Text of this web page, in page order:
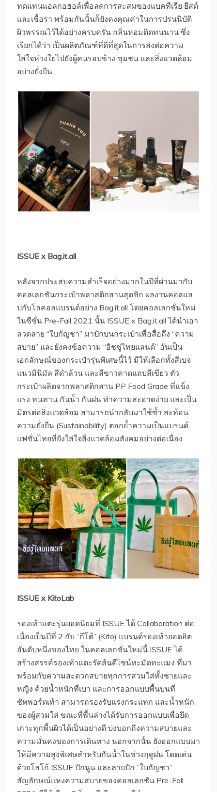
ทดแทนแอลกอฮอล์เพื่อลดการสะสมของแบคทีเรีย ยีสต์
และเชื้อรา พร้อมกันนั้นก็ยังคงคุณค่าในการปรนนิบัติ
ผิวพรรณไว้ได้อย่างครบครัน กลิ่นหอมติดทนนาน ซึ่ง
เรียกได้ว่า เป็นผลิตภัณฑ์ที่ดีที่สุดในการส่งต่อความ
ใส่ใจห่วงใยไปยังผู้คนรอบข้าง ชุมชน และสิ่งแวดล้อม
อย่างยั่งยืน
ISSUE x Bag.it.all
หลังจากประสบความสำเร็จอย่างมากในปีที่ผ่านมากับ
คอลเลกชันกระเป๋าพลาสติกสานสุดชิก ผลงานคอลแล
ปกับโลคอลแบรนด์อย่าง Bag.it.all โดยคอลเลกชั่นใหม่
ในซีซั่น Pre-Fall 2021 นั้น ISSUE x Bag.it.all ได้นำเอา
ลวดลาย “ใบกัญชา” มาปักบนกระเป๋าเพื่อสื่อถึง “ความ
สบาย” และยังคงข้อความ “อิชชู่ไทยแลนด์” อันเป็น
เอกลักษณ์ของกระเป๋ารุ่นพิเศษนี้ไว้ มีให้เลือกทั้งสีเบจ
แนวมินิมัล สีดำล้วน และสีขาวคาดแถบสีเขียว ตัว
กระเป๋าผลิตจากพลาสติกสาน PP Food Grade ที่แข็ง
แรง ทนทาน กันน้ำ กันฝน ทำความสะอาดง่าย และเป็น
มิตรต่อสิ่งแวดล้อม สามารถนำกลับมาใช้ซ้ำ สะท้อน
ความยั่งยืน (Sustainability) ตอกย้ำความเป็นแบรนด์
แฟชั่นไทยที่ยังใส่ใจสิ่งแวดล้อมสังคมอย่างต่อเนื่อง
ISSUE x KitoLab
รองเท้าแตะรุ่นยอดนิยมที่ ISSUE ได้ Collaboration ต่อ
เนื่องเป็นปีที่ 2 กับ “กีโต้” (Kito) แบรนด์รองเท้ายอดฮิต
อันดับหนึ่งของไทย ในคอลเลกชั่นใหม่นี้ ISSUE ได้
สร้างสรรค์รองเท้าแตะรัดส้นดีไซน์ทะมัดทะแมง ที่มา
พร้อมกับความสะดวกสบายทุกการสวมใส่ทั้งชายและ
หญิง ด้วยน้ำหนักที่เบา และการออกแบบพื้นบนที่
ซัพพอร์ตเท้า สามารถรองรับแรงกระแทก และน้ำหนัก
ของผู้สวมใส่ ขณะที่พื้นล่างได้รับการออกแบบเพื่อยึด
เกาะทุกพื้นผิวได้เป็นอย่างดี บ่งบอกถึงความสบายและ
ความมั่นคงของการเดินทาง นอกจากนั้น ยังออกแบบมา
ให้มีความสูงพิเศษสำหรับกันน้ำในช่วงฤดูฝน โดดเด่น
ด้วยโลโก้ ISSUE ปักนูน และลายปัก “ใบกัญชา”
สัญลักษณ์แห่งความสบายของคอลเลกชัน Pre-Fall